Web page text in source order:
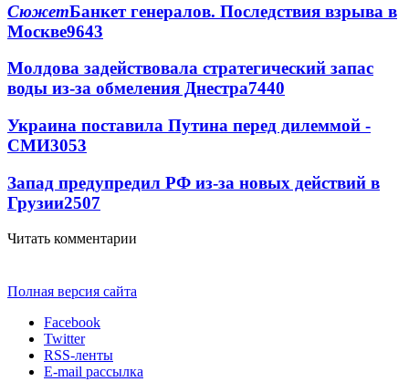
СюжетБанкет генералов. Последствия взрыва в
Москве9643
Молдова задействовала стратегический запас
воды из-за обмеления Днестра7440
Украина поставила Путина перед дилеммой -
СМИ3053
Запад предупредил РФ из-за новых действий в
Грузии2507
Читать комментарии
Полная версия сайта
Facebook
Twitter
RSS-ленты
E-mail рассылка